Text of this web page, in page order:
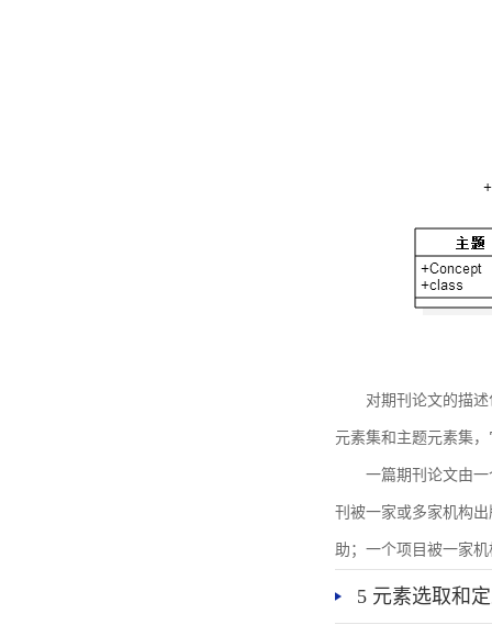
对期刊论文的描
元素集和主题元素集
一篇期刊论文由
刊被一家或多家机构
助；一个项目被一家
5 元素选取和